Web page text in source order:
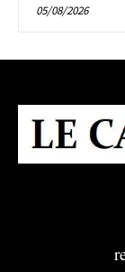
05/08/2026